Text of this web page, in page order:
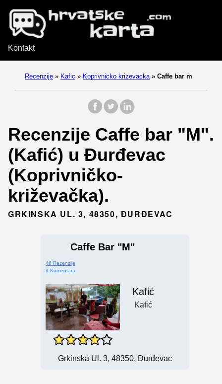
Kontakt
Recenzije » Kafic » Koprivnicko krizevacka » Caffe bar m
Recenzije Caffe bar "M".
(Kafić) u Đurđevac
(Koprivničko-
križevačka).
GRKINSKA UL. 3, 48350, ĐURĐEVAC
Caffe Bar "M"
46 Recenzije
9 Komentara
Kafić
Kafić
Grkinska Ul. 3, 48350, Đurđevac